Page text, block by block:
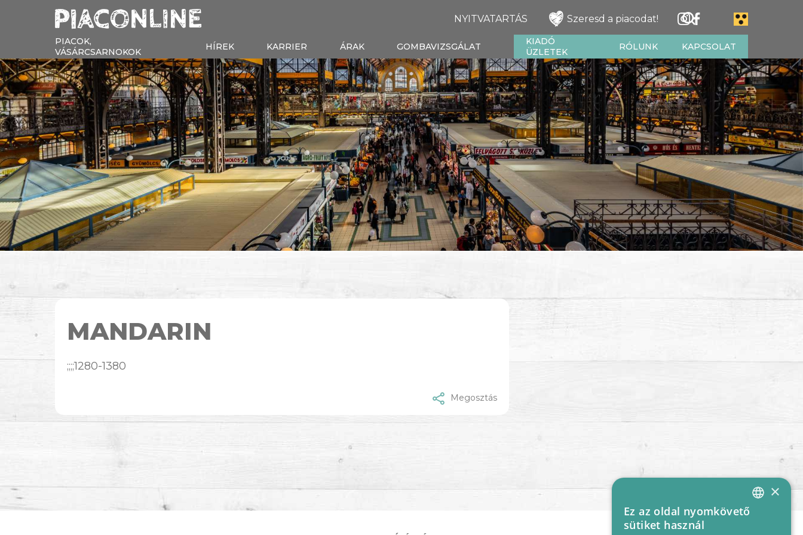
NYITVATARTÁS Szeresd a piacodat!
PIACOK,
VÁSÁRCSARNOKOK
HÍREK KARRIER ÁRAK GOMBAVIZSGÁLAT
KIADÓ
ÜZLETEK
RÓLUNK KAPCSOLAT
MANDARIN
;;;;1280-1380
Megosztás
HUNGARIAN
×
Ez az oldal nyomkövető
sütiket használ